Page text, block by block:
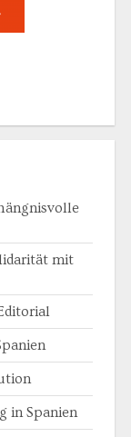
mit
in Spanien